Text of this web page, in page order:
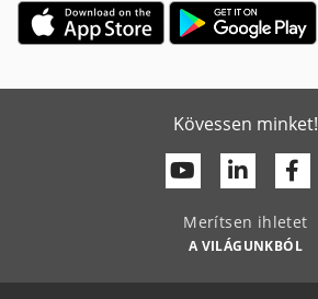
Kövessen minket!
YoutubeLinkedin
Merítsen ihletet
A VILÁGUNKBÓL